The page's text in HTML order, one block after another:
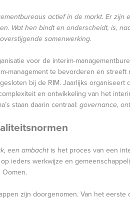
actief in de markt. Er
Wat hen bindt en onderscheidt, is,
samenwerking.
voor de interim-
management te bevorderen en
bij de RIM. Jaarlijks organiseert
en ontwikkeling van het
staan daarin centraal: governance,
een ambachtis het proces van een
ieders werkwijze en
Oomen.
zijn doorgenomen. Van het